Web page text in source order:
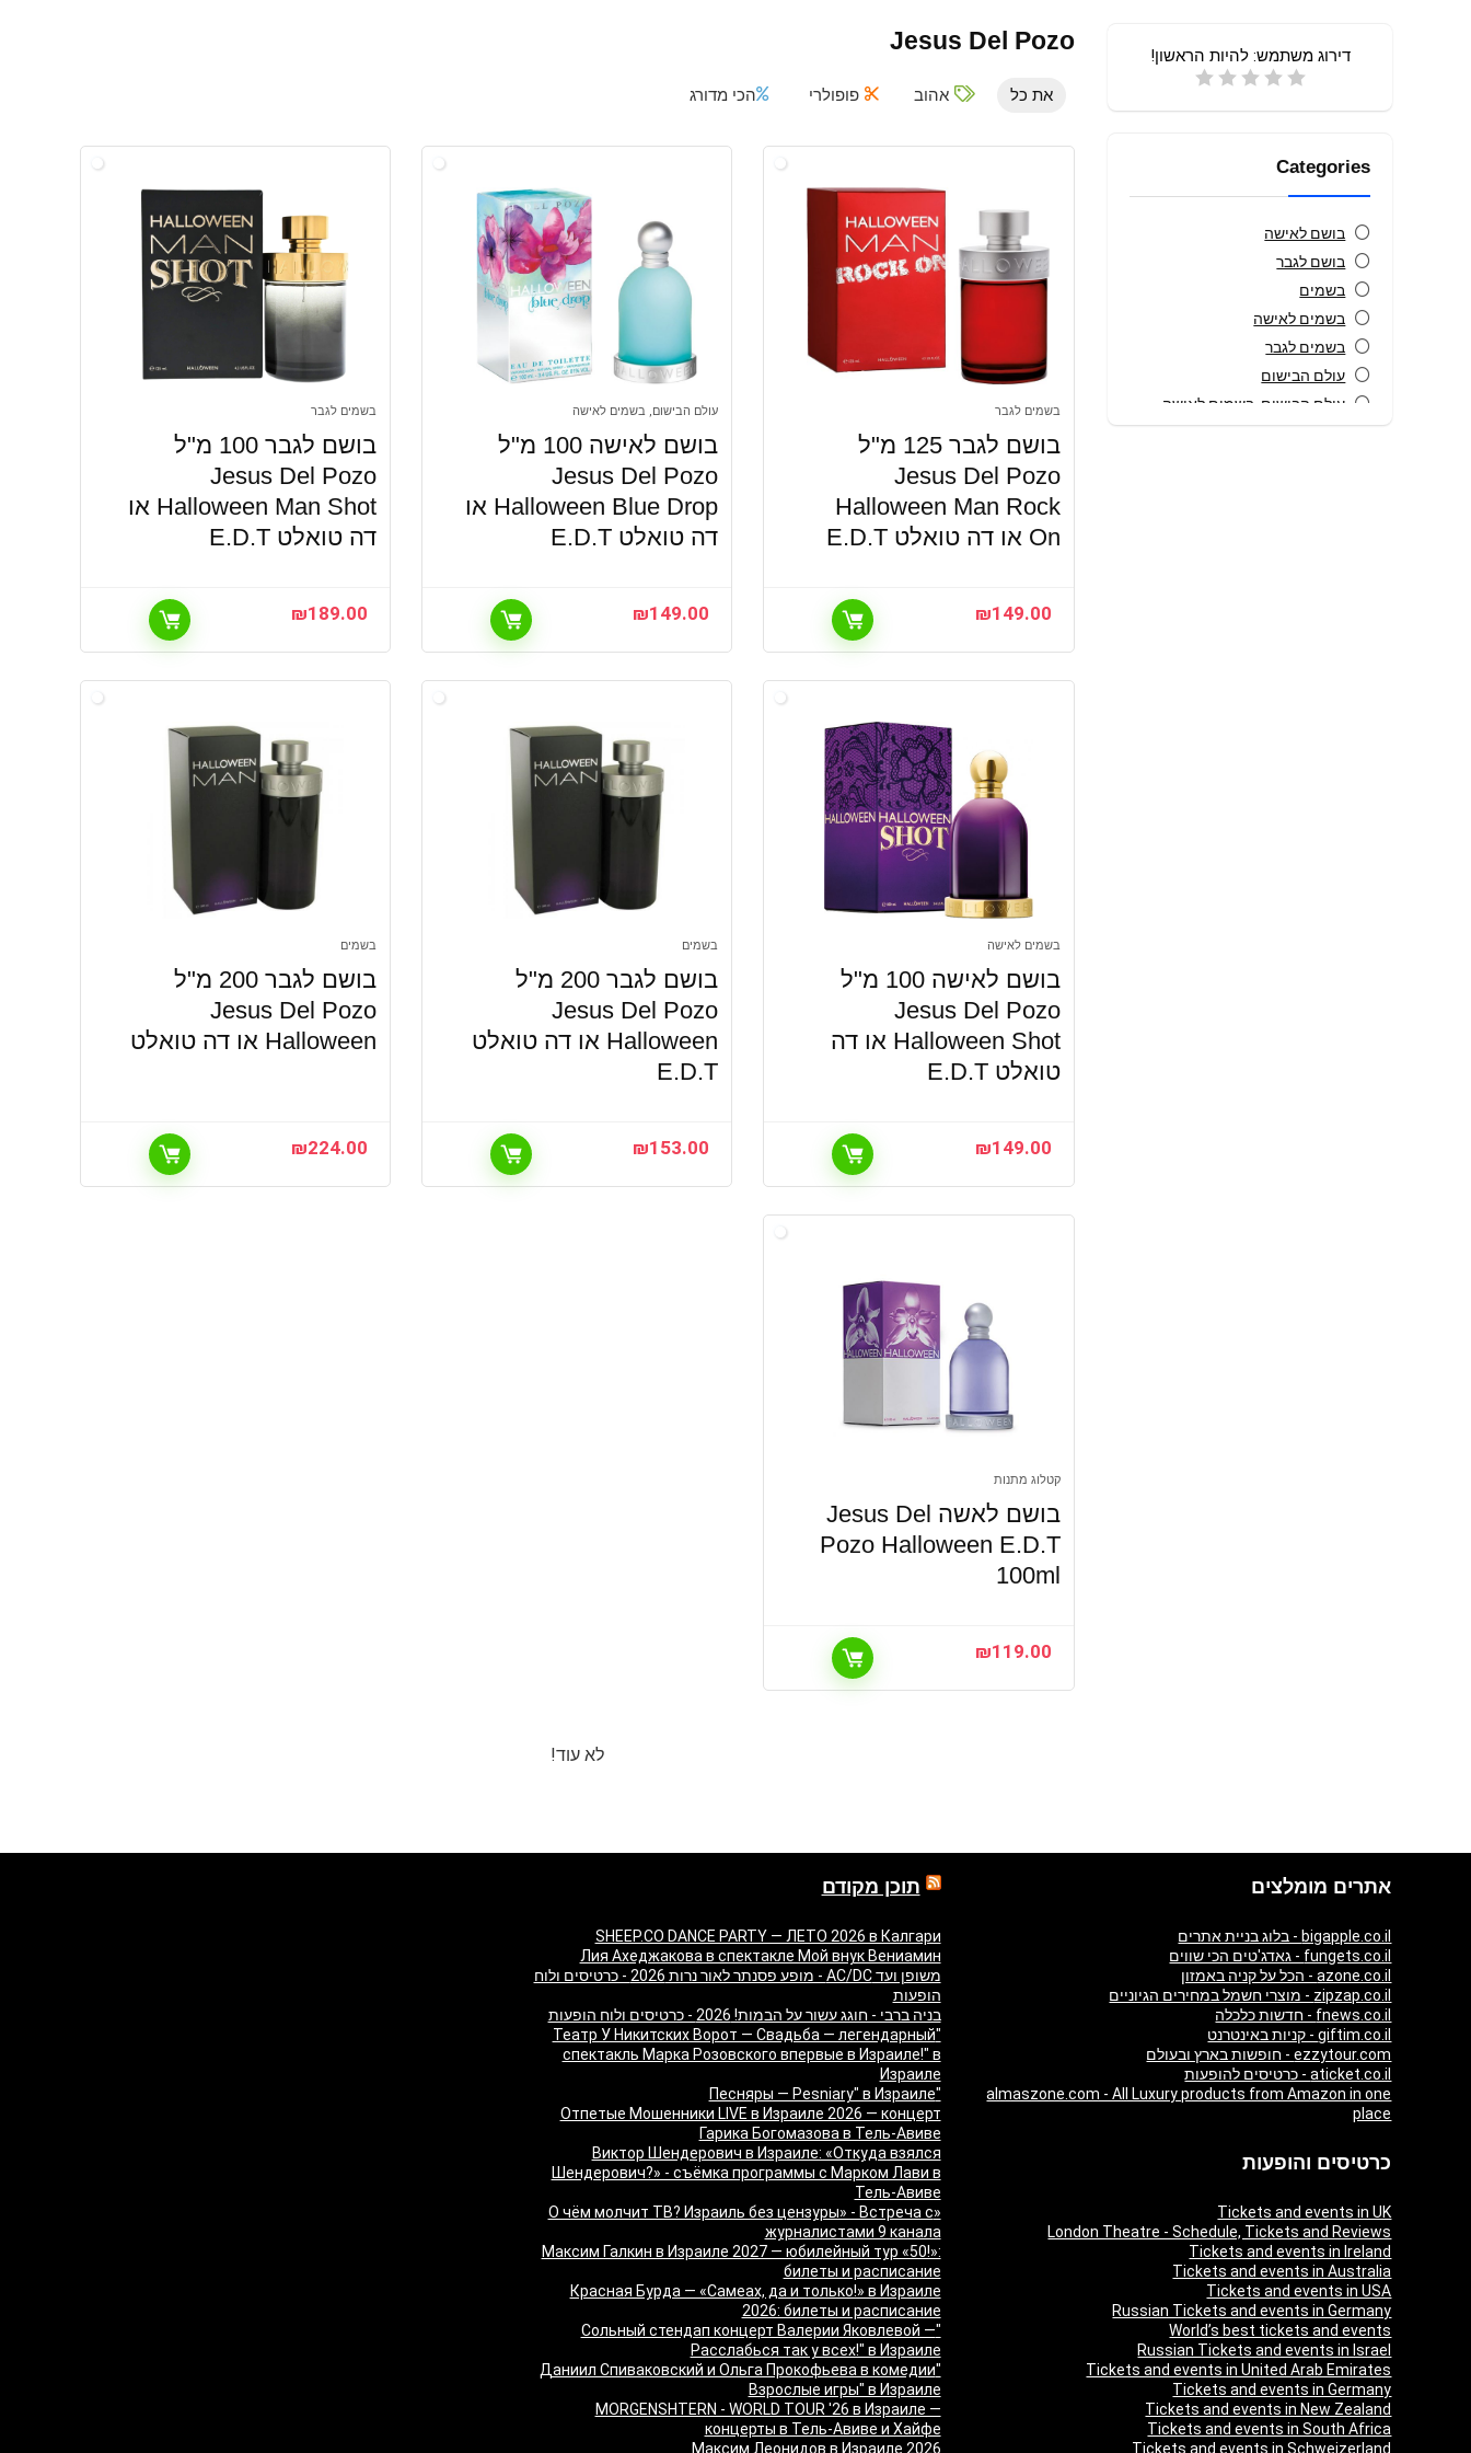
Jesus Del Pozo
דירוג משתמש:להיות הראשון!
Categories
בושם לאישה
בושם לגבר
בשמים
בשמים לאישה
בשמים לגבר
עולם הבישום
עולם הבישום, בשמים לאישה
את כל אהוב פופולרי הכי מדורג
בשמים לגבר
בושם לגבר 125 מ"ל
Jesus Del Pozo
Halloween Man Rock
On או דה טואלט‏ E.D.T
₪149.00
עולם הבישום, בשמים לאישה
בושם לאישה 100 מ"ל
Jesus Del Pozo
Halloween Blue Drop או
דה טואלט E.D.T
₪149.00
בשמים לגבר
בושם לגבר 100 מ"ל
Jesus Del Pozo
Halloween Man Shot או
דה טואלט E.D.T
₪189.00
בשמים לאישה
בושם לאישה 100 מ"ל
Jesus Del Pozo
Halloween Shot או דה
טואלט E.D.T
₪149.00
בשמים
בושם לגבר 200 מ"ל
Jesus Del Pozo
Halloween או דה טואלט‏
E.D.T
₪153.00
בשמים
בושם לגבר 200 מ"ל
Jesus Del Pozo
Halloween או דה טואלט‏
₪224.00
קטלוג מתנות
בושם לאשה Jesus Del
Pozo Halloween E.D.T
100ml
₪119.00
לא עוד!
אתרים מומלצים
bigapple.co.il - בלוג בניית אתרים
fungets.co.il - גאדג'טים הכי שווים
azone.co.il - הכל על קניה באמזון
zipzap.co.il - מוצרי חשמל במחירים הגיוניים
fnews.co.il - חדשות כלכלה
giftim.co.il - קניות באינטרנט
ezzytour.com - חופשות בארץ ובעולם
aticket.co.il - כרטיסים להופעות
almaszone.com - All Luxury products from Amazon in one
place
כרטיסים והופעות
Tickets and events in UK
London Theatre - Schedule, Tickets and Reviews
Tickets and events in Ireland
Tickets and events in Australia
Tickets and events in USA
Russian Tickets and events in Germany
World’s best tickets and events
Russian Tickets and events in Israel
Tickets and events in United Arab Emirates
Tickets and events in Germany
Tickets and events in New Zealand
Tickets and events in South Africa
Tickets and events in Schweizerland
תוכן מקודם
SHEEP.CO DANCE PARTY — ЛЕТО 2026 в Калгари
Лия Ахеджакова в спектакле Мой внук Вениамин
משופן ועד AC/DC - מופע פסנתר לאור נרות 2026 - כרטיסים ולוח
הופעות
בניה ברבי - חוגג עשור על הבמות! 2026 - כרטיסים ולוח הופעות
"Театр У Никитских Ворот — Свадьба — легендарный
спектакль Марка Розовского впервые в Израиле!" в
Израиле
"Песняры — Pesniary" в Израиле
Отпетые Мошенники LIVE в Израиле 2026 — концерт
Гарика Богомазова в Тель-Авиве
Виктор Шендерович в Израиле: «Откуда взялся
Шендерович?» - съёмка программы с Марком Лави в
Тель-Авиве
«О чём молчит ТВ? Израиль без цензуры» - Встреча с
журналистами 9 канала
Максим Галкин в Израиле 2027 — юбилейный тур «50!»:
билеты и расписание
Красная Бурда — «Самеах, да и только!» в Израиле
2026: билеты и расписание
"Сольный стендап концерт Валерии Яковлевой —
Расслабься так у всех!" в Израиле
"Даниил Спиваковский и Ольга Прокофьева в комедии
Взрослые игры" в Израиле
MORGENSHTERN - WORLD TOUR '26 в Израиле —
концерты в Тель-Авиве и Хайфе
Максим Леонидов в Израиле 2026